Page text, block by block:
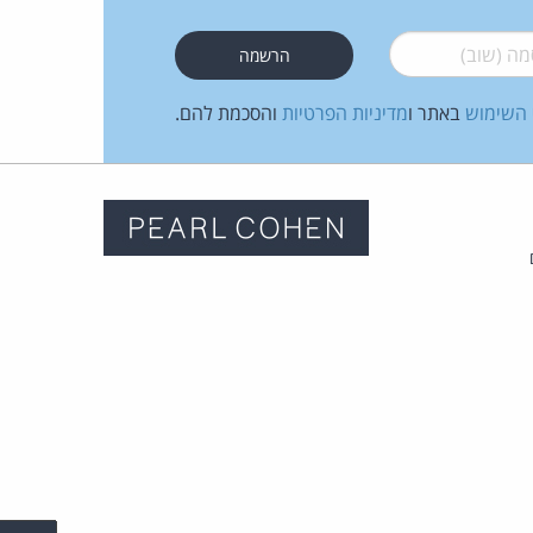
(שוב)*
השימוש באתר ומדיניות הפרטיות והסכמת להם.